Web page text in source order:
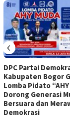
DPC Partai
Kabupaten Bogor
Lomba Pidato
Dorong Generasi
Bersuara dan
Demokrasi
‹